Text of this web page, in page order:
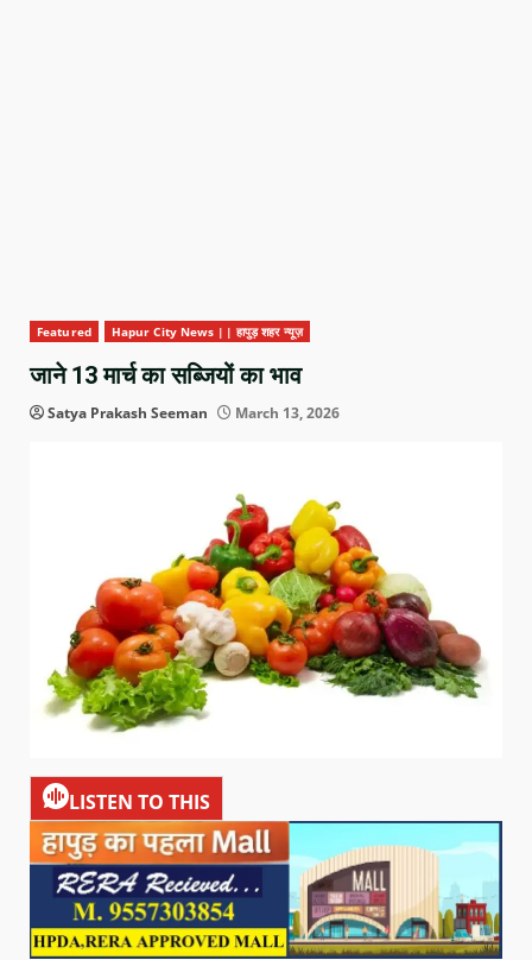
Featured Hapur City News || हापुड़ शहर न्यूज़
जाने 13 मार्च का सब्जियों का भाव
Satya Prakash Seeman March 13, 2026
LISTEN TO THIS